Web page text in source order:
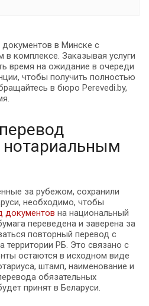
в Минске с
в комплексе. Заказывая услуги
время на ожидание в очереди
чтобы получить полностью
в бюро Рerevedi.by,
нотариальным
за рубежом, сохранили
необходимо, чтобы
документов на национальный
переведена и заверена за
повторный перевод с
территории РБ. Это связано с
остаются в исходном виде
штамп, наименование и
обязательных
принят в Беларуси.